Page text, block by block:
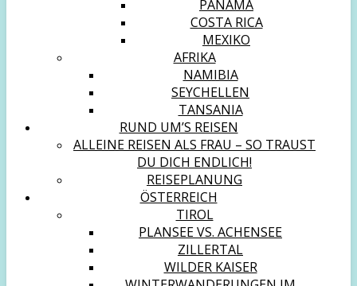
PANAMA
COSTA RICA
MEXIKO
AFRIKA
NAMIBIA
SEYCHELLEN
TANSANIA
RUND UM’S REISEN
ALLEINE REISEN ALS FRAU – SO TRAUST
DU DICH ENDLICH!
REISEPLANUNG
ÖSTERREICH
TIROL
PLANSEE VS. ACHENSEE
ZILLERTAL
WILDER KAISER